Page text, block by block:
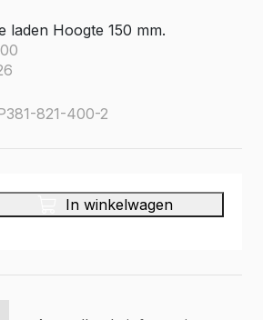
laden Hoogte 150 mm.
821-400-2
In winkelwagen